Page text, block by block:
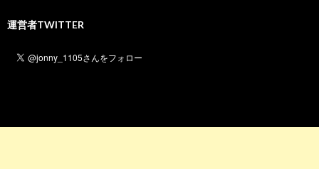
運営者TWITTER